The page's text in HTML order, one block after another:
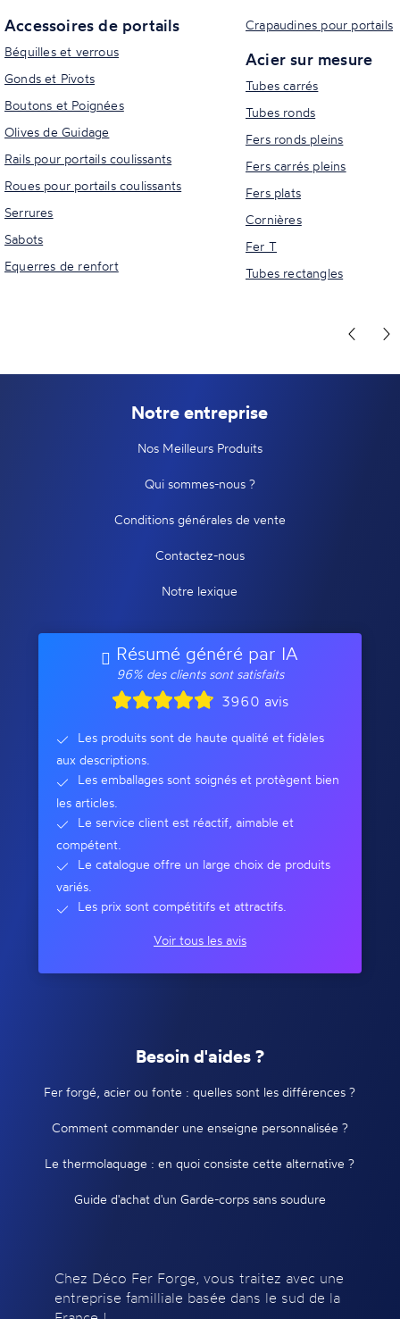
Accessoires de portails
Béquilles et verrous
Gonds et Pivots
Boutons et Poignées
Olives de Guidage
Rails pour portails coulissants
Roues pour portails coulissants
Serrures
Sabots
Equerres de renfort
Crapaudines pour portails
Acier sur mesure
Tubes carrés
Tubes ronds
Fers ronds pleins
Fers carrés pleins
Fers plats
Cornières
Fer T
Tubes rectangles
Notre entreprise
Nos Meilleurs Produits
Qui sommes-nous ?
Conditions générales de vente
Contactez-nous
Notre lexique
Résumé généré par IA
96% des clients sont satisfaits
3960 avis
Les produits sont de haute qualité et fidèles
aux descriptions.
Les emballages sont soignés et protègent bien
les articles.
Le service client est réactif, aimable et
compétent.
Le catalogue offre un large choix de produits
variés.
Les prix sont compétitifs et attractifs.
Voir tous les avis
Besoin d'aides ?
Fer forgé, acier ou fonte : quelles sont les différences ?
Comment commander une enseigne personnalisée ?
Le thermolaquage : en quoi consiste cette alternative ?
Guide d'achat d'un Garde-corps sans soudure
Chez Déco Fer Forge, vous traitez avec une
entreprise familliale basée dans le sud de la